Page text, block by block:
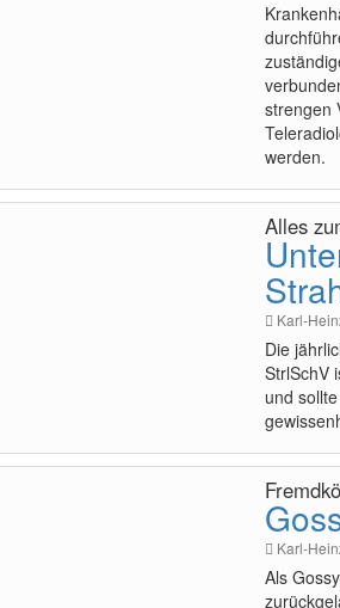
strengen
werden.
Alles
Karl-
Die
StrlSchV
und
Karl-
Als